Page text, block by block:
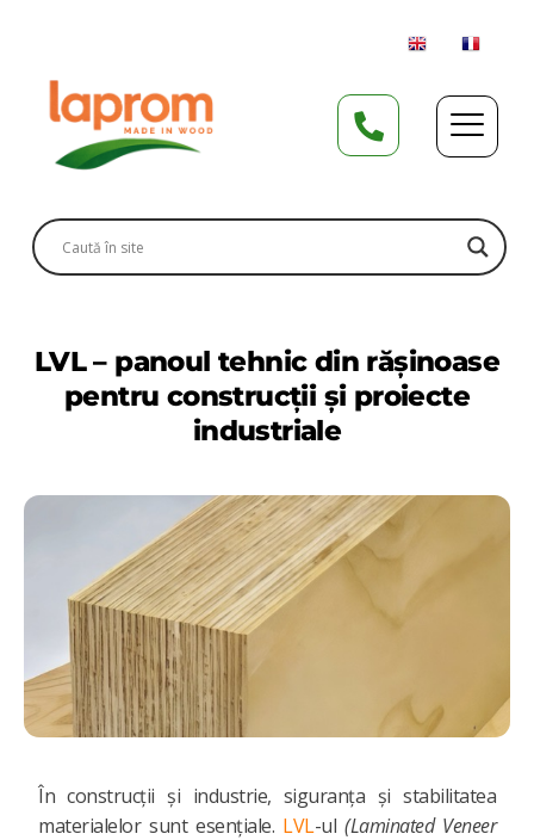
LVL – panoul tehnic din rășinoase
pentru construcții și proiecte
industriale
În construcții și industrie, siguranța și stabilitatea
materialelor sunt esențiale. LVL-ul (Laminated Veneer